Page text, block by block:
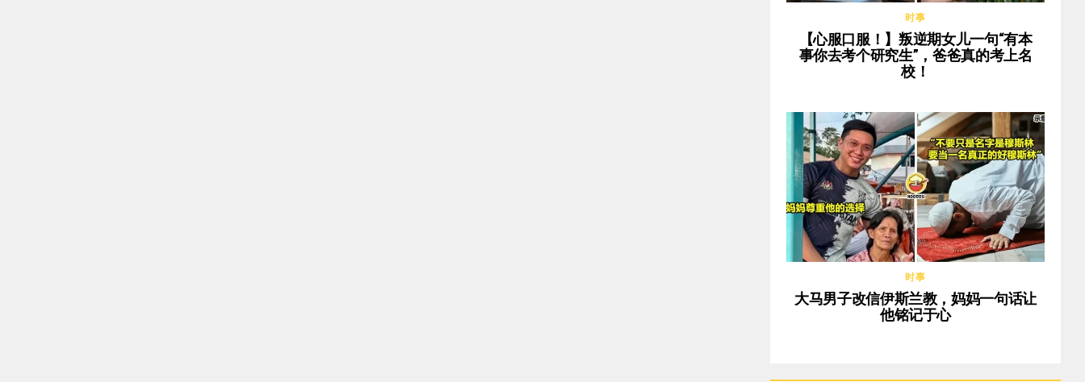
时事
【心服口服！】叛逆期女儿一句“有本
事你去考个研究生”，爸爸真的考上名
校！
时事
大马男子改信伊斯兰教，妈妈一句话让
他铭记于心